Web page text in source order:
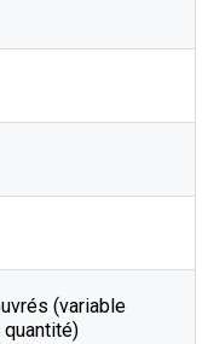
(variable